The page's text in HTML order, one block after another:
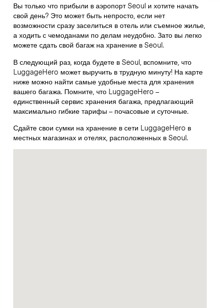
Вы только что прибыли в аэропорт Seoul и хотите начать
свой день? Это может быть непросто, если нет
возможности сразу заселиться в отель или съемное жилье,
а ходить с чемоданами по делам неудобно. Зато вы легко
можете сдать свой багаж на хранение в Seoul.
В следующий раз, когда будете в Seoul, вспомните, что
LuggageHero может выручить в трудную минуту! На карте
ниже можно найти самые удобные места для хранения
вашего багажа. Помните, что LuggageHero –
единственный сервис хранения багажа, предлагающий
максимально гибкие тарифы – почасовые и суточные.
Сдайте свои сумки на хранение в сети LuggageHero в
местных магазинах и отелях, расположенных в Seoul.